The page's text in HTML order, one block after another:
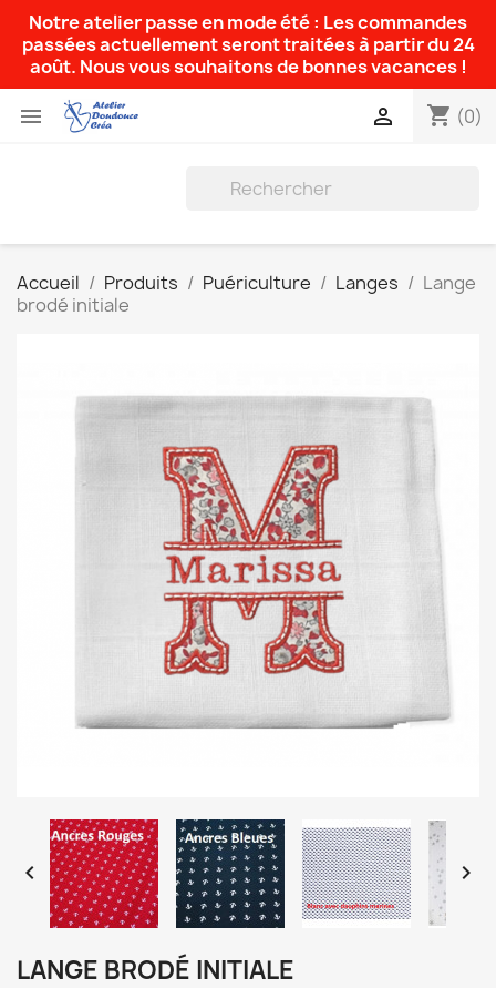
Notre atelier passe en mode été : Les commandes
passées actuellement seront traitées à partir du 24
août. Nous vous souhaitons de bonnes vacances !
 shopping_cart (0)

Accueil Produits Puériculture Langes
Lange
brodé initiale
 
LANGE BRODÉ INITIALE